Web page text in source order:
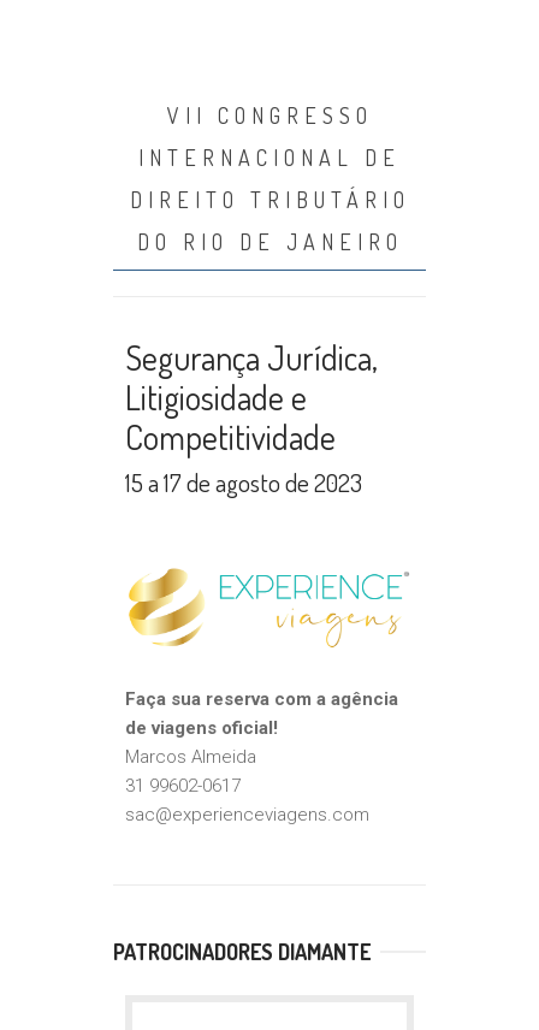
VII CONGRESSO
INTERNACIONAL DE
DIREITO TRIBUTÁRIO
DO RIO DE JANEIRO
Segurança Jurídica,
Litigiosidade e
Competitividade
15 a 17 de agosto de 2023
Faça sua reserva com a agência
de viagens oficial!
Marcos Almeida
31 99602-0617
sac@experienceviagens.com
PATROCINADORES DIAMANTE